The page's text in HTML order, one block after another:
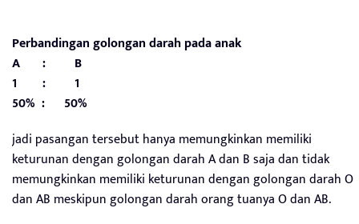
Perbandingan golongan darah pada anak
A : B
1 : 1
50% : 50%
jadi pasangan tersebut hanya memungkinkan memiliki
keturunan dengan golongan darah A dan B saja dan tidak
memungkinkan memiliki keturunan dengan golongan darah O
dan AB meskipun golongan darah orang tuanya O dan AB.